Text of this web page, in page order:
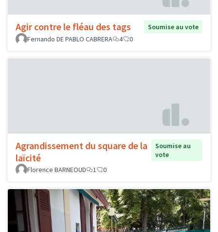
Agir contre le fléau des tags
Soumise au vote
Fernando DE PABLO CABRERA
4 0
Agrandissement du square de la
laïcité
Soumise au
vote
Florence BARNEOUD
1 0